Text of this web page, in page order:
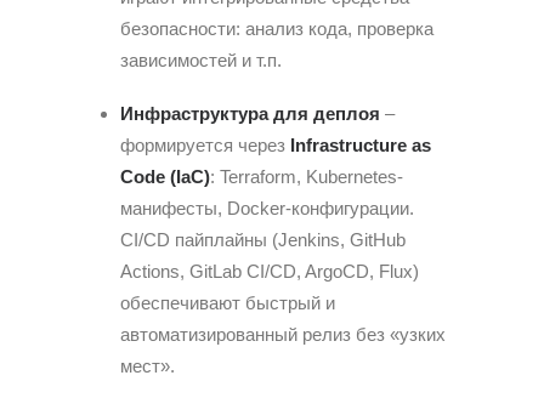
безопасности: анализ кода, проверка
зависимостей и т.п.
Инфраструктура для деплоя –
формируется через Infrastructure as
Code (IaC): Terraform, Kubernetes-
манифесты, Docker-конфигурации.
CI/CD пайплайны (Jenkins, GitHub
Actions, GitLab CI/CD, ArgoCD, Flux)
обеспечивают быстрый и
автоматизированный релиз без «узких
мест».